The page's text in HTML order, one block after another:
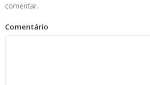
comentar.
Comentário